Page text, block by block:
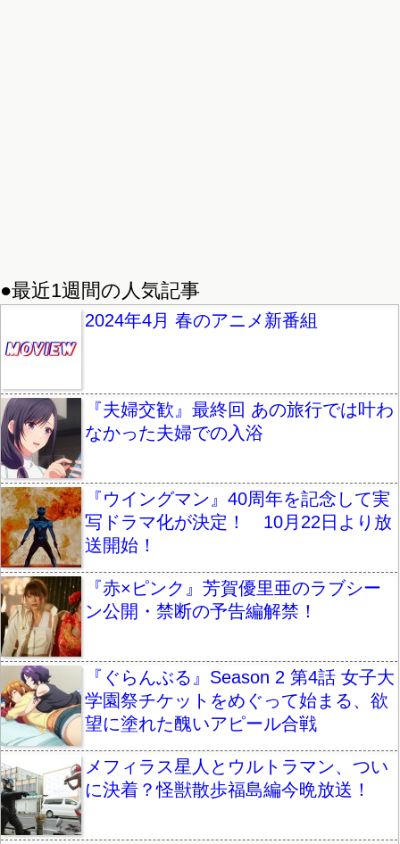
●最近1週間の人気記事
2024年4月 春のアニメ新番組
『夫婦交歓』最終回 あの旅行では叶わ
なかった夫婦での入浴
『ウイングマン』40周年を記念して実
写ドラマ化が決定！ 10月22日より放
送開始！
『赤×ピンク』芳賀優里亜のラブシー
ン公開・禁断の予告編解禁！
『ぐらんぶる』Season 2 第4話 女子大
学園祭チケットをめぐって始まる、欲
望に塗れた醜いアピール合戦
メフィラス星人とウルトラマン、つい
に決着？怪獣散歩福島編今晩放送！